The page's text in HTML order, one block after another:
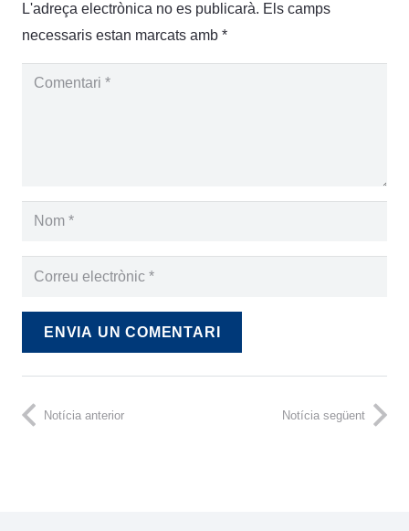
L'adreça electrònica no es publicarà. Els camps
necessaris estan marcats amb *
ENVIA UN COMENTARI
Notícia anterior Notícia següent